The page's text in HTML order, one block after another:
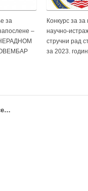
за
–
Конкурс за
научно-
стручни рад
за 2023.
Обавештење за кандидате који се нису квалификовали на пријемном испиту Архитектонског факултета: УПИС НА ШУМАРСКОМ ФАКУЛТЕТУ БЕЗ ПОЛАГАЊА ДОДАТНОГ ПРИЈЕМНОГ ИСПИТА